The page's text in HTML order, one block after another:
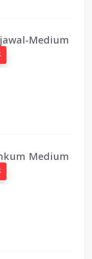
Medium
Medium